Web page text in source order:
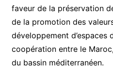
faveur de la préservation
de la promotion des
développement d’espaces
coopération entre le Maroc,
du bassin méditerranéen.